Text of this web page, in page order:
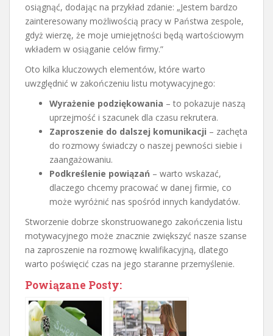
osiągnąć, dodając na przykład zdanie: „Jestem bardzo
zainteresowany możliwością pracy w Państwa zespole,
gdyż wierzę, że moje umiejętności będą wartościowym
wkładem w osiąganie celów firmy.”
Oto kilka kluczowych elementów, które warto
uwzględnić w zakończeniu listu motywacyjnego:
Wyrażenie podziękowania – to pokazuje naszą
uprzejmość i szacunek dla czasu rekrutera.
Zaproszenie do dalszej komunikacji – zachęta
do rozmowy świadczy o naszej pewności siebie i
zaangażowaniu.
Podkreślenie powiązań – warto wskazać,
dlaczego chcemy pracować w danej firmie, co
może wyróżnić nas spośród innych kandydatów.
Stworzenie dobrze skonstruowanego zakończenia listu
motywacyjnego może znacznie zwiększyć nasze szanse
na zaproszenie na rozmowę kwalifikacyjną, dlatego
warto poświęcić czas na jego staranne przemyślenie.
Powiązane Posty: